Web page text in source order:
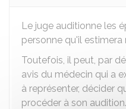
Le juge auditionne les
personne qu'il estimera
Toutefois, il peut, par
avis du médecin qui a
à représenter, décider
procéder à son